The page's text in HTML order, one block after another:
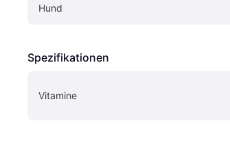
Hund
Spezifikationen
Vitamine